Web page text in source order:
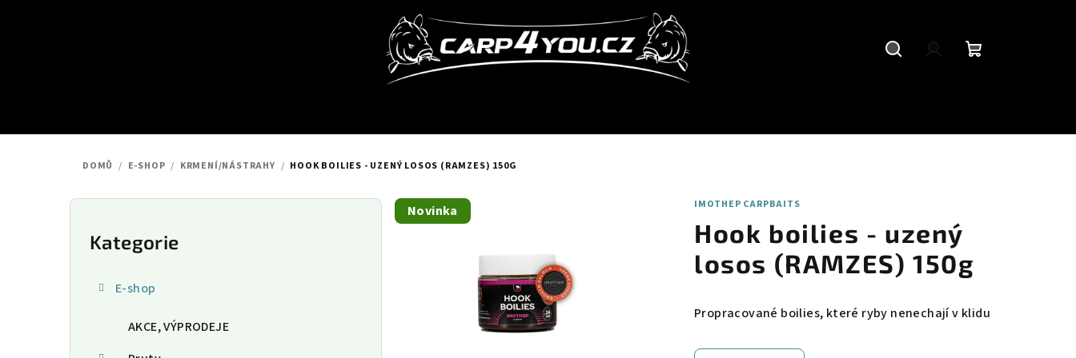
DOMŮ / E-SHOP / KRMENÍ/NÁSTRAHY / HOOK BOILIES - UZENÝ LOSOS (RAMZES) 150G
P
Přeskočit
kategorie
Kategorie
E-shop
AKCE, VÝPRODEJE
IMOTHEP CARPBAITS
Hook boilies - uzený
losos (RAMZES) 150g
Propracované boilies, které ryby nenechají v klidu
Novinka